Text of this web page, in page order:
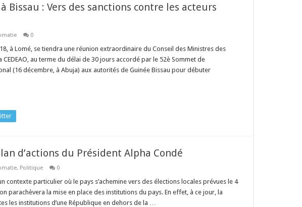
Bissau : Vers des sanctions contre les acteurs
0
à Lomé, se tiendra une réunion extraordinaire du Conseil des Ministres des
au terme du délai de 30 jours accordé par le 52è Sommet de
(16 décembre, à Abuja) aux autorités de Guinée Bissau pour débuter
d’actions du Président Alpha Condé
, Politique 0
contexte particulier où le pays s’achemine vers des élections locales prévues le 4
parachèvera la mise en place des institutions du pays. En effet, à ce jour, la
les institutions d’une République en dehors de la …